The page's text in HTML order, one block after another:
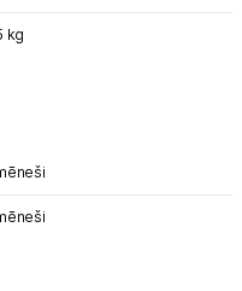
kg